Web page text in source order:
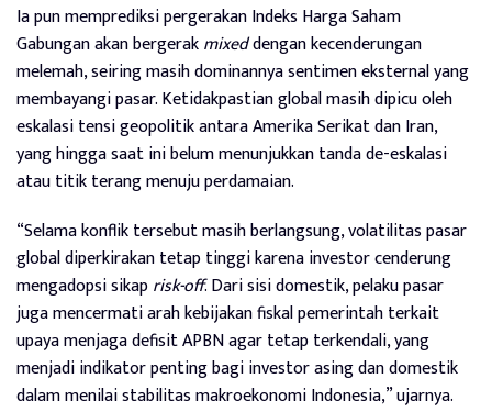
Ia pun memprediksi pergerakan Indeks Harga Saham
Gabungan akan bergerakmixeddengan kecenderungan
melemah, seiring masih dominannya sentimen eksternal yang
membayangi pasar. Ketidakpastian global masih dipicu oleh
eskalasi tensi geopolitik antara Amerika Serikat dan Iran,
yang hingga saat ini belum menunjukkan tanda de-eskalasi
atau titik terang menuju perdamaian.
“Selama konflik tersebut masih berlangsung, volatilitas pasar
global diperkirakan tetap tinggi karena investor cenderung
mengadopsi sikaprisk-off. Dari sisi domestik, pelaku pasar
juga mencermati arah kebijakan fiskal pemerintah terkait
upaya menjaga defisit APBN agar tetap terkendali, yang
menjadi indikator penting bagi investor asing dan domestik
dalam menilai stabilitas makroekonomi Indonesia,” ujarnya.